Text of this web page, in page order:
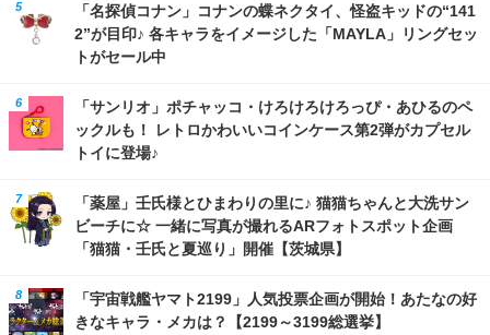
「名探偵コナン」コナンの蝶ネクタイ、怪盗キッドの“141
2”が目印♪ 各キャラをイメージした「MAYLA」リングセッ
トがセール中
「サンリオ」ポチャッコ・けろけろけろっぴ・あひるのペ
ックルも！ レトロかわいいコインケース第2弾がカプセル
トイに登場♪
「薬屋」壬氏様とひまわりの里に♪ 猫猫ちゃんと大洗サン
ビーチに☆ 一緒に写真が撮れるARフォトスポット企画
「猫猫・壬氏と夏巡り」開催【茨城県】
「宇宙戦艦ヤマト2199」人気投票企画が開始！あたなの好
きなキャラ・メカは？【2199～3199総選挙】